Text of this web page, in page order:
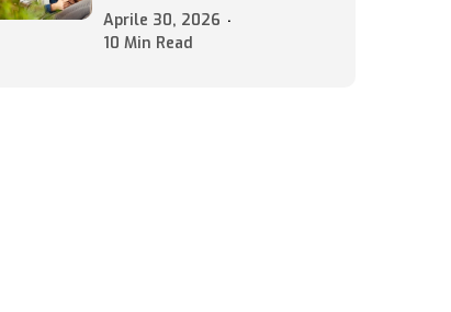
Aprile 30, 2026
10 Min Read